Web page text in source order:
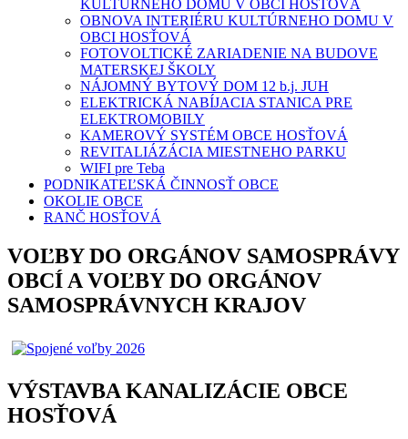
KULTÚRNEHO DOMU V OBCI HOSŤOVÁ
OBNOVA INTERIÉRU KULTÚRNEHO DOMU V
OBCI HOSŤOVÁ
FOTOVOLTICKÉ ZARIADENIE NA BUDOVE
MATERSKEJ ŠKOLY
NÁJOMNÝ BYTOVÝ DOM 12 b.j. JUH
ELEKTRICKÁ NABÍJACIA STANICA PRE
ELEKTROMOBILY
KAMEROVÝ SYSTÉM OBCE HOSŤOVÁ
REVITALIÁZÁCIA MIESTNEHO PARKU
WIFI pre Teba
PODNIKATEĽSKÁ ČINNOSŤ OBCE
OKOLIE OBCE
RANČ HOSŤOVÁ
VOĽBY DO ORGÁNOV SAMOSPRÁVY
OBCÍ A VOĽBY DO ORGÁNOV
SAMOSPRÁVNYCH KRAJOV
VÝSTAVBA KANALIZÁCIE OBCE
HOSŤOVÁ